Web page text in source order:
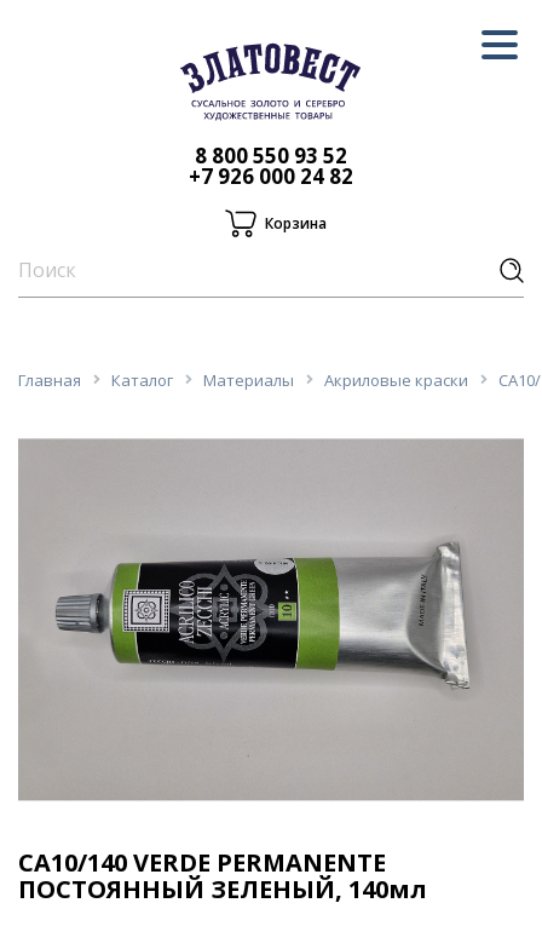
8 800 550 93 52
+7 926 000 24 82
Корзина
Главная Каталог Материалы Акриловые краски
CA10/140 VERDE PERMANENTE
ПОСТОЯННЫЙ ЗЕЛЕНЫЙ, 140мл